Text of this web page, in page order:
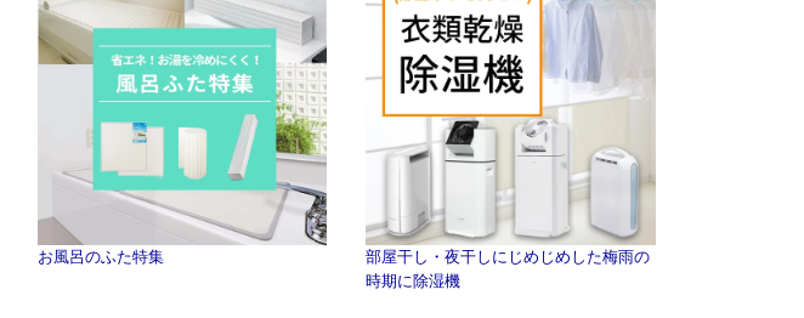
お風呂のふた特集
部屋干し・夜干しにじめじめした梅雨の
時期に除湿機